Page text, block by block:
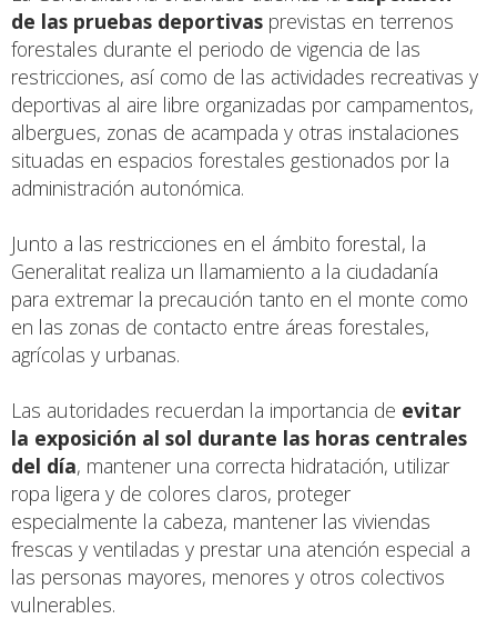
de las pruebas deportivas previstas en terrenos
forestales durante el periodo de vigencia de las
restricciones, así como de las actividades recreativas y
deportivas al aire libre organizadas por campamentos,
albergues, zonas de acampada y otras instalaciones
situadas en espacios forestales gestionados por la
administración autonómica.
Junto a las restricciones en el ámbito forestal, la
Generalitat realiza un llamamiento a la ciudadanía
para extremar la precaución tanto en el monte como
en las zonas de contacto entre áreas forestales,
agrícolas y urbanas.
Las autoridades recuerdan la importancia de evitar
la exposición al sol durante las horas centrales
del día, mantener una correcta hidratación, utilizar
ropa ligera y de colores claros, proteger
especialmente la cabeza, mantener las viviendas
frescas y ventiladas y prestar una atención especial a
las personas mayores, menores y otros colectivos
vulnerables.